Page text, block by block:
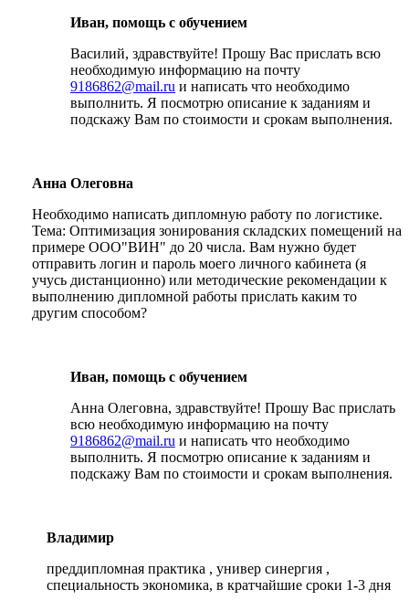
Иван, помощь с обучением
Василий, здравствуйте! Прошу Вас прислать всю
необходимую информацию на почту
9186862@mail.ru и написать что необходимо
выполнить. Я посмотрю описание к заданиям и
подскажу Вам по стоимости и срокам выполнения.
Анна Олеговна
Необходимо написать дипломную работу по логистике.
Тема: Оптимизация зонирования складских помещений на
примере ООО"ВИН" до 20 числа. Вам нужно будет
отправить логин и пароль моего личного кабинета (я
учусь дистанционно) или методические рекомендации к
выполнению дипломной работы прислать каким то
другим способом?
Иван, помощь с обучением
Анна Олеговна, здравствуйте! Прошу Вас прислать
всю необходимую информацию на почту
9186862@mail.ru и написать что необходимо
выполнить. Я посмотрю описание к заданиям и
подскажу Вам по стоимости и срокам выполнения.
Владимир
преддипломная практика , универ синергия ,
специальность экономика, в кратчайшие сроки 1-3 дня